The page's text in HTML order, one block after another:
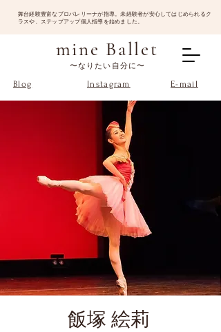
​舞台経験豊富なプロバレリーナが指導。未経験者が安心してはじめられるク
ラスや、ステップアップ個人指導を始めました。
Blog
mine Ballet
〜なりたい自分に〜
Instagram E-mail
飯塚 絵莉